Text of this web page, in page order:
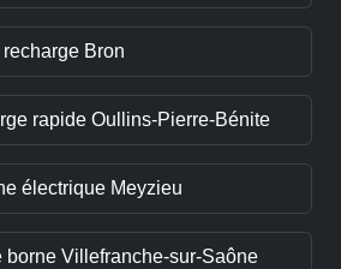
Bron
rapide Oullins-Pierre-Bénite
électrique Meyzieu
borne Villefranche-sur-Saône